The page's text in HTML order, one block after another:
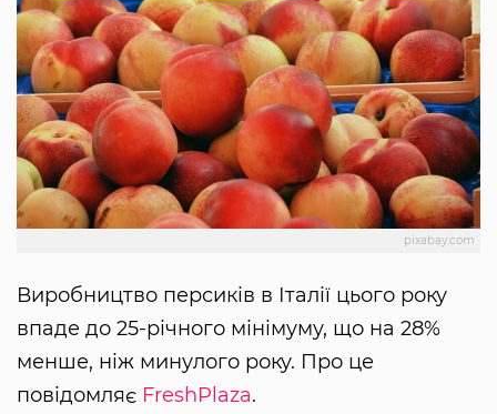
pixabay.com
Виробництво персиків в Італії цього року
впаде до 25-річного мінімуму, що на 28%
менше, ніж минулого року. Про це
повідомляє FreshPlaza.